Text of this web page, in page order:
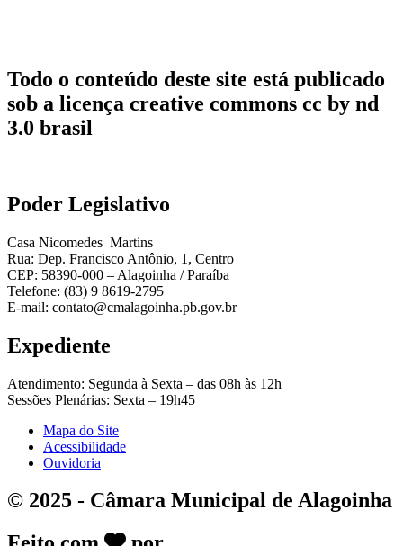
Todo o conteúdo deste site está publicado
sob a licença creative commons cc by nd
3.0 brasil
Poder Legislativo
Casa Nicomedes Martins
Rua: Dep. Francisco Antônio, 1, Centro
CEP: 58390-000 – Alagoinha / Paraíba
Telefone: (83) 9 8619-2795
E-mail: contato@cmalagoinha.pb.gov.br
Expediente
Atendimento: Segunda à Sexta – das 08h às 12h
Sessões Plenárias: Sexta – 19h45
Mapa do Site
Acessibilidade
Ouvidoria
© 2025 - Câmara Municipal de Alagoinha